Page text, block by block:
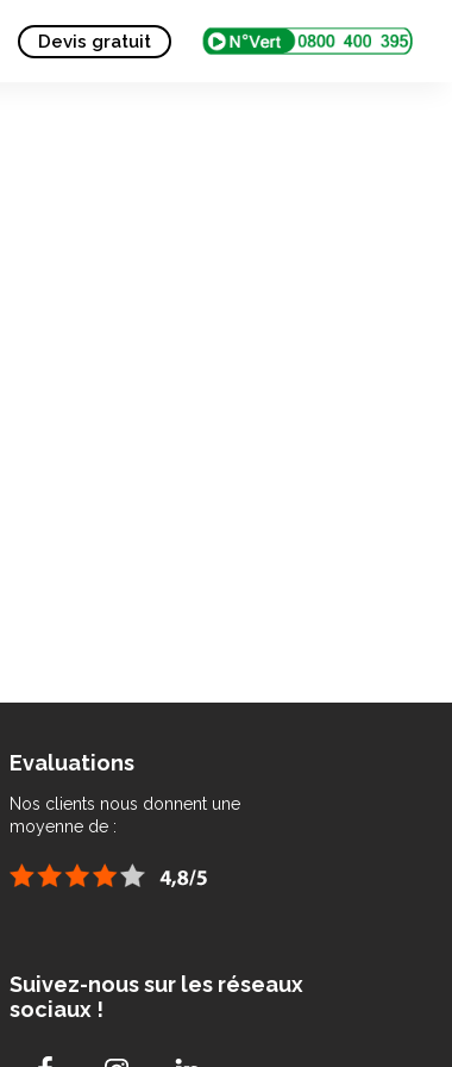
Devis gratuit
Evaluations
Nos clients nous donnent une
moyenne de :
Suivez-nous sur les réseaux
sociaux !